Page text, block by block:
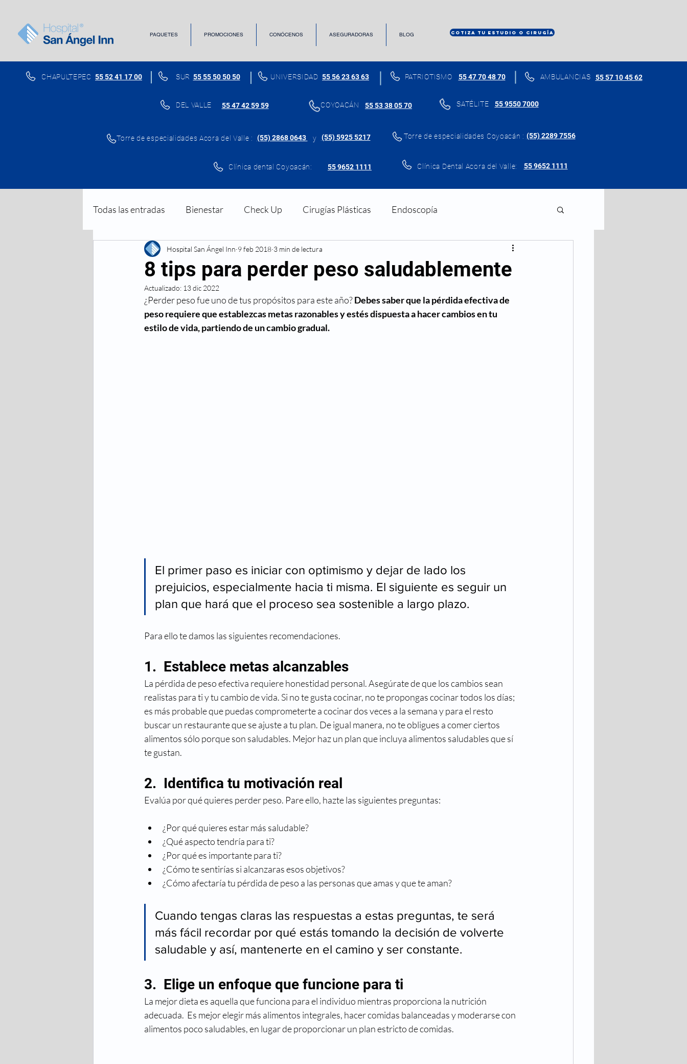
PAQUETES PROMOCIONES CONÓCENOS ASEGURADORAS BLOG COTIZA TU ESTUDIO O CIRUGÍA
CHAPULTEPEC 55 52 41 17 00 55 55 50 50 50
SUR UNIVERSIDAD 55 56 23 63 63 55 47 70 48 70
PATRIOTISMO AMBULANCIAS 55 57 10 45 62
DEL VALLE 55 47 42 59 59 COYOACÁN 55 53 38 05 70 SATÉLITE 55 9550 7000
Torre de especialidades Acora del Valle : (55) 2868 0643 y (55) 5925 5217 Torre de especialidades Coyoacán : (55) 2289 7556
Clínica dental Coyoacán: 55 9652 1111 Clínica Dental Acora del Valle: 55 9652 1111
Todas las entradas Bienestar Check Up Cirugías Plásticas Endoscopía
Enfermedades Digestivas Resonancia Magnética
Enfermedades Lesiones Deportivas
Respiratorias Vacunas Cáncer Cesárea
8 tips para perder peso saludablemente
Hospital San Ángel Inn 9 feb 2018 3 min de lectura
Actualizado: 13 dic 2022
¿Perder peso fue uno de tus propósitos para este año? Debes saber que la pérdida efectiva de
peso requiere que establezcas metas razonables y estés dispuesta a hacer cambios en tu
estilo de vida, partiendo de un cambio gradual.
El primer paso es iniciar con optimismo y dejar de lado los
prejuicios, especialmente hacia ti misma. El siguiente es seguir un
plan que hará que el proceso sea sostenible a largo plazo.
Para ello te damos las siguientes recomendaciones.
1.  Establece metas alcanzables
La pérdida de peso efectiva requiere honestidad personal. Asegúrate de que los cambios sean
realistas para ti y tu cambio de vida. Si no te gusta cocinar, no te propongas cocinar todos los días;
es más probable que puedas comprometerte a cocinar dos veces a la semana y para el resto
buscar un restaurante que se ajuste a tu plan. De igual manera, no te obligues a comer ciertos
alimentos sólo porque son saludables. Mejor haz un plan que incluya alimentos saludables que sí
te gustan.
2.  Identifica tu motivación real
Evalúa por qué quieres perder peso. Pare ello, hazte las siguientes preguntas:
¿Por qué quieres estar más saludable?
¿Qué aspecto tendría para ti?
¿Por qué es importante para ti?
¿Cómo te sentirías si alcanzaras esos objetivos?
¿Cómo afectaría tu pérdida de peso a las personas que amas y que te aman?
Cuando tengas claras las respuestas a estas preguntas, te será
más fácil recordar por qué estás tomando la decisión de volverte
saludable y así, mantenerte en el camino y ser constante.
3.  Elige un enfoque que funcione para ti
La mejor dieta es aquella que funciona para el individuo mientras proporciona la nutrición
adecuada.  Es mejor elegir más alimentos integrales, hacer comidas balanceadas y moderarse con
alimentos poco saludables, en lugar de proporcionar un plan estricto de comidas.